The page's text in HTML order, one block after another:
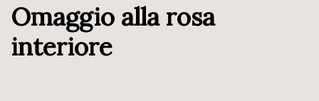
Omaggio alla rosa
interiore